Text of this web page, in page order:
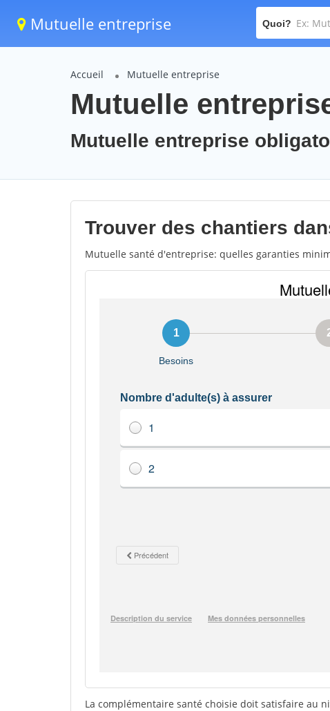
Mutuelle entreprise Quoi?
Accueil Mutuelle entreprise
Mutuelle
Mutuelle entreprise
Trouver des chantiers
Mutuelle santé d'entreprise: quelles garanties
La complémentaire santé choisie doit satisfaire au